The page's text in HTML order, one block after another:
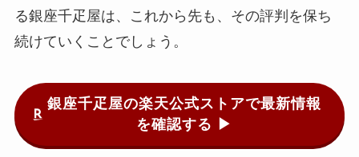
る銀座千疋屋は、これから先も、その評判を保ち
続けていくことでしょう。
銀座千疋屋の楽天公式ストアで最新情報
を確認する ▶